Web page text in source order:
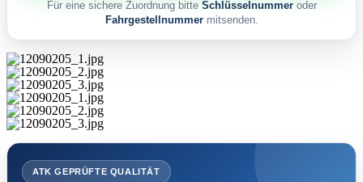
Für eine sichere Zuordnung bitte Schlüsselnummeroder
Fahrgestellnummermitsenden.
ATK GEPRÜFTE QUALITÄT